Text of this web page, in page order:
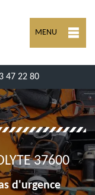
MENU
47 22 80
37600
d'urgence